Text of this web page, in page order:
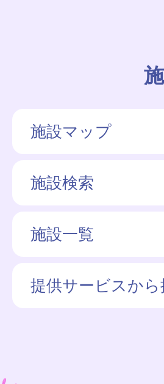
施設マップ
施設検索
施設一覧
提供サービスから